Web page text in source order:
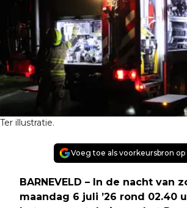
Ter illustratie.
Voeg toe als voorkeursbron
BARNEVELD – In de nacht van
maandag 6 juli ’26 rond 02.40